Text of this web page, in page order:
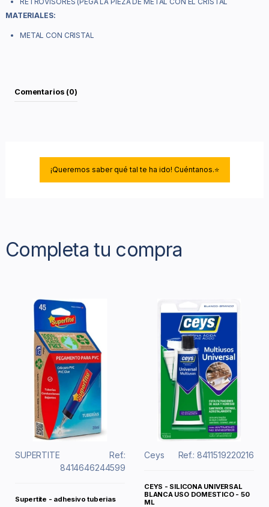
MATERIALES:
METAL CON CRISTAL
Comentarios (0)
¡Queremos saber qué tal te ha ido! Cuéntanos.⭐
Completa tu compra
SUPERTITE
Ref.:
8414646244599
Supertite - adhesivo tuberias
Ceys Ref.: 8411519220216
CEYS - SILICONA UNIVERSAL
BLANCA USO DOMESTICO - 50
ML